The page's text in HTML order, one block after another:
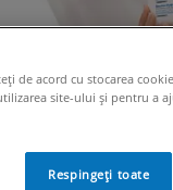
de acord cu stocarea
site-ului și pentru a
Respingeți toate